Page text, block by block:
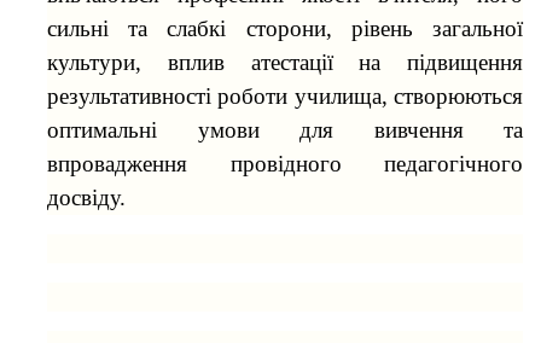
сильні та слабкі сторони, рівень загальної
культури, вплив атестації на підвищення
результативності роботи училища, створюються
оптимальні умови для вивчення та
впровадження провідного педагогічного
досвіду.